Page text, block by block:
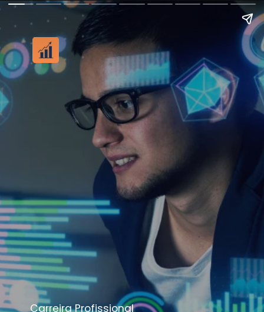
Carreira Profissional